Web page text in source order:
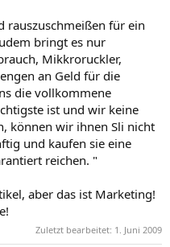
rauszuschmeißen für ein
bringt es nur
Mikkroruckler,
an Geld für die
die vollkommene
ist und wir keine
können wir ihnen Sli nicht
und kaufen sie eine
reichen. "
aber das ist Marketing!
Zuletzt bearbeitet: 1. Juni 2009